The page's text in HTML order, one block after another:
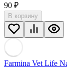
90 ₽
В корзину
Farmina Vet Life